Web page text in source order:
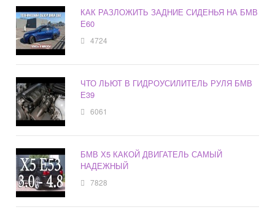
КАК РАЗЛОЖИТЬ ЗАДНИЕ СИДЕНЬЯ НА БМВ
Е60
4724
ЧТО ЛЬЮТ В ГИДРОУСИЛИТЕЛЬ РУЛЯ БМВ
Е39
6061
БМВ Х5 КАКОЙ ДВИГАТЕЛЬ САМЫЙ
НАДЕЖНЫЙ
7828